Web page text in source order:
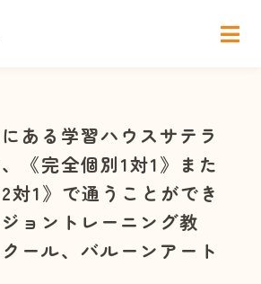
ある学習ハウスサテラ
《完全個別1対1》また
対1》で通うことができ
ョントレーニング教
ール、バルーンアート